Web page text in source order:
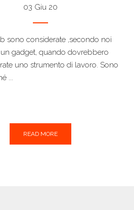
03 Giu 20
sono considerate ,secondo noi
gadget, quando dovrebbero
uno strumento di lavoro. Sono
...
READ MORE